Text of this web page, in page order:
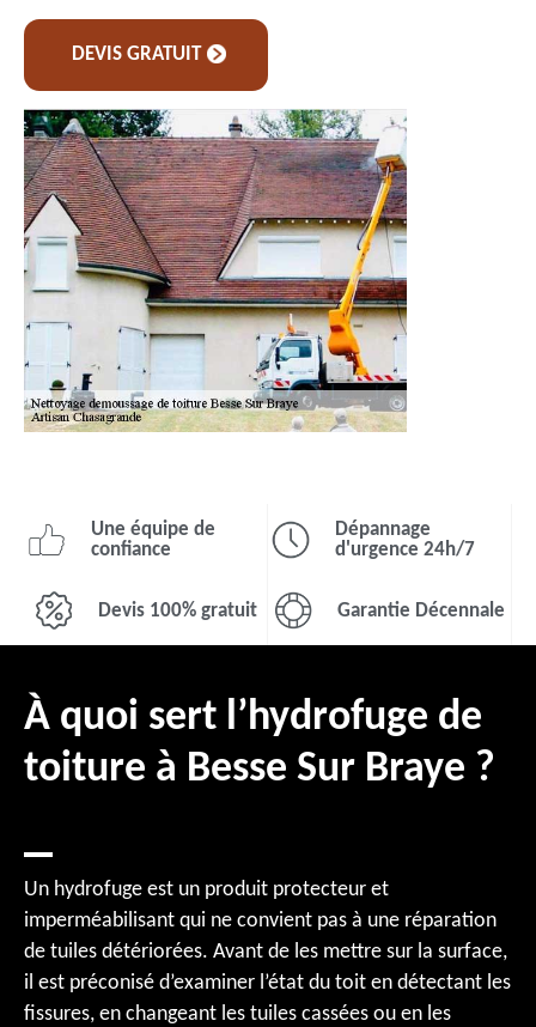
DEVIS GRATUIT
Une équipe de
confiance
Dépannage
d'urgence 24h/7
Devis 100% gratuit Garantie Décennale
À quoi sert l’hydrofuge de
toiture à Besse Sur Braye ?
Un hydrofuge est un produit protecteur et
imperméabilisant qui ne convient pas à une réparation
de tuiles détériorées. Avant de les mettre sur la surface,
il est préconisé d’examiner l’état du toit en détectant les
fissures, en changeant les tuiles cassées ou en les